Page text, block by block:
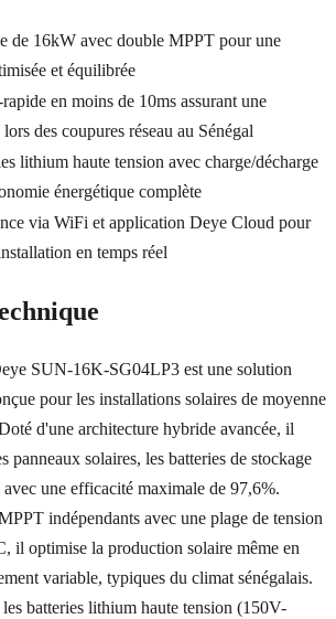
de 16kW avec double MPPT pour une
et équilibrée
en moins de 10ms assurant une
des coupures réseau au Sénégal
lithium haute tension avec charge/décharge
énergétique complète
via WiFi et application Deye Cloud pour
en temps réel
SUN-16K-SG04LP3 est une solution
pour les installations solaires de moyenne
d'une architecture hybride avancée, il
panneaux solaires, les batteries de stockage
avec une efficacité maximale de 97,6%.
indépendants avec une plage de tension
il optimise la production solaire même en
variable, typiques du climat sénégalais.
batteries lithium haute tension (150V-